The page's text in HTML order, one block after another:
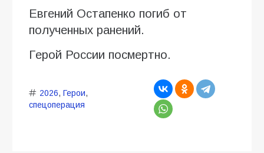
Евгений Остапенко погиб от
полученных ранений.
Герой России посмертно.
2026, Герои,
спецоперация